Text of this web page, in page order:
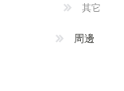
其它
周邊